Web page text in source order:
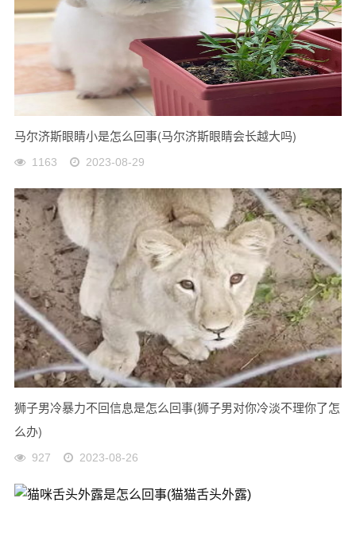
马尔济斯眼睛小是怎么回事(马尔济斯眼睛会长越大吗)
1163 2023-08-29
狮子男冷暴力不回信息是怎么回事(狮子男对你冷淡不理你了怎
么办)
927 2023-08-26